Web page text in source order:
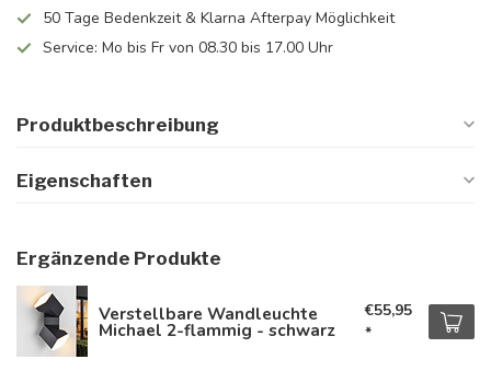
50 Tage Bedenkzeit & Klarna Afterpay Möglichkeit
Service: Mo bis Fr von 08.30 bis 17.00 Uhr
Produktbeschreibung
Eigenschaften
Ergänzende Produkte
Verstellbare Wandleuchte
Michael 2-flammig - schwarz
€55,95
*